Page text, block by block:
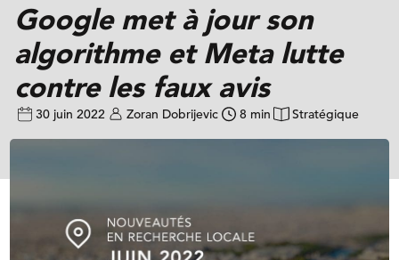
Google met à jour son
algorithme et Meta lutte
contre les faux avis
30 juin 2022 Zoran Dobrijevic 8 min Stratégique